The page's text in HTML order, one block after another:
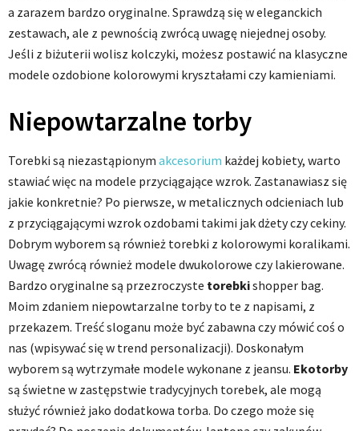
a zarazem bardzo oryginalne. Sprawdzą się w eleganckich
zestawach, ale z pewnością zwrócą uwagę niejednej osoby.
Jeśli z biżuterii wolisz kolczyki, możesz postawić na klasyczne
modele ozdobione kolorowymi kryształami czy kamieniami.
Niepowtarzalne torby
Torebki są niezastąpionym akcesorium każdej kobiety, warto
stawiać więc na modele przyciągające wzrok. Zastanawiasz się
jakie konkretnie? Po pierwsze, w metalicznych odcieniach lub
z przyciągającymi wzrok ozdobami takimi jak dżety czy cekiny.
Dobrym wyborem są również torebki z kolorowymi koralikami.
Uwagę zwrócą również modele dwukolorowe czy lakierowane.
Bardzo oryginalne są przezroczyste torebkishopper bag.
Moim zdaniem niepowtarzalne torby to te z napisami, z
przekazem. Treść sloganu może być zabawna czy mówić coś o
nas (wpisywać się w trend personalizacji). Doskonałym
wyborem są wytrzymałe modele wykonane z jeansu. Ekotorby
są świetne w zastępstwie tradycyjnych torebek, ale mogą
służyć również jako dodatkowa torba. Do czego może się